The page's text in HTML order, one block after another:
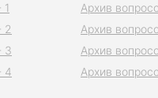
2
3
4
Архив
Архив
Архив
Архив